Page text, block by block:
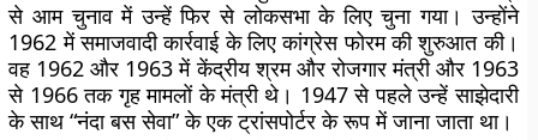
से आम चुनाव में उन्हें फिर से लोकसभा के लिए चुना गया। उन्होंने
1962 में समाजवादी कार्रवाई के लिए कांग्रेस फोरम की शुरुआत की।
वह 1962 और 1963 में केंद्रीय श्रम और रोजगार मंत्री और 1963
से 1966 तक गृह मामलों के मंत्री थे। 1947 से पहले उन्हें साझेदारी
के साथ “नंदा बस सेवा” के एक ट्रांसपोर्टर के रूप में जाना जाता था।